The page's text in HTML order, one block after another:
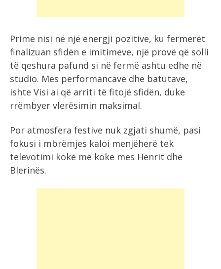
Prime nisi në një energji pozitive, ku fermerët
finalizuan sfidën e imitimeve, një provë që solli
të qeshura pafund si në fermë ashtu edhe në
studio. Mes performancave dhe batutave,
ishte Visi ai që arriti të fitojë sfidën, duke
rrëmbyer vlerësimin maksimal.
Por atmosfera festive nuk zgjati shumë, pasi
fokusi i mbrëmjes kaloi menjëherë tek
televotimi kokë më kokë mes Henrit dhe
Blerinës.